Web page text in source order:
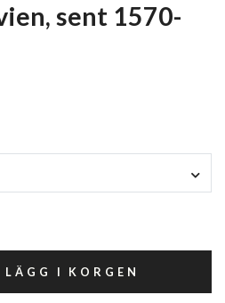
sent 1570-
LÄGG I KORGEN